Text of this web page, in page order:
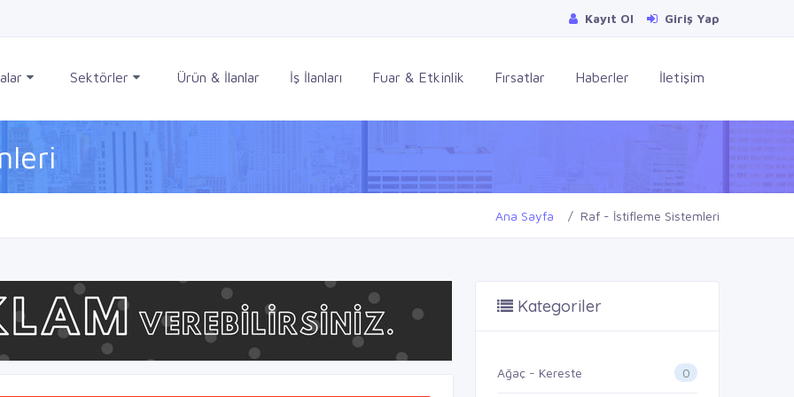
Kayıt Ol Giriş Yap
Sektörler Ürün & İlanlar İş İlanları Fuar & Etkinlik Fırsatlar Haberler İletişim
Ana Sayfa Raf - İstifleme Sistemleri
Kategoriler
Ağaç - Kereste 0